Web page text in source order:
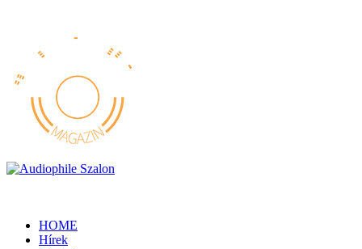
HOME
Hírek